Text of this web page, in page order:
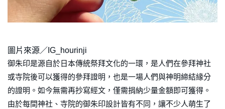
圖片來源／IG_hourinji
御朱印是源自於日本傳統祭拜文化的一環，是人們在參拜神社
或寺院後可以獲得的參拜證明，也是一場人們與神明締結緣分
的證明。如今無需再抄寫經文，僅需捐納少量金額即可獲得。
由於每間神社、寺院的御朱印設計皆有不同，讓不少人萌生了